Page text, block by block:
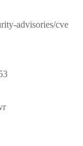
advisories/cve